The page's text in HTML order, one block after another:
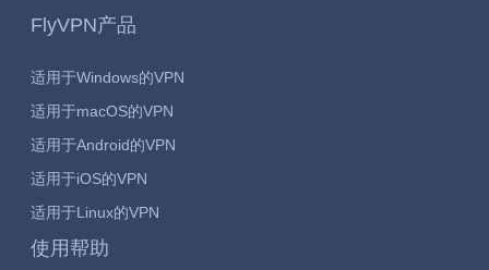
FlyVPN产品
适用于Windows的VPN
适用于macOS的VPN
适用于Android的VPN
适用于iOS的VPN
适用于Linux的VPN
使用帮助